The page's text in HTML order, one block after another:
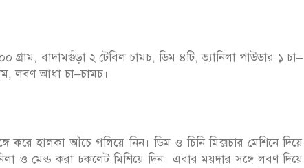
গ্রাম, বাদামগুঁড়া ২ টেবিল চামচ, ডিম ৪টি, ভ্যানিলা পাউডার ১ চা–
লবণ আধা চা–চামচ।
হালকা আঁচে গলিয়ে নিন। ডিম ও চিনি মিক্সচার মেশিনে দিয়ে
ও মেল্ড করা চকলেট মিশিয়ে দিন। এবার ময়দার সঙ্গে লবণ দিয়ে